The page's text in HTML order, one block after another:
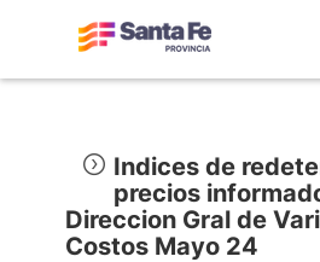
Indices de
precios
Direccion Gral de
Costos Mayo 24